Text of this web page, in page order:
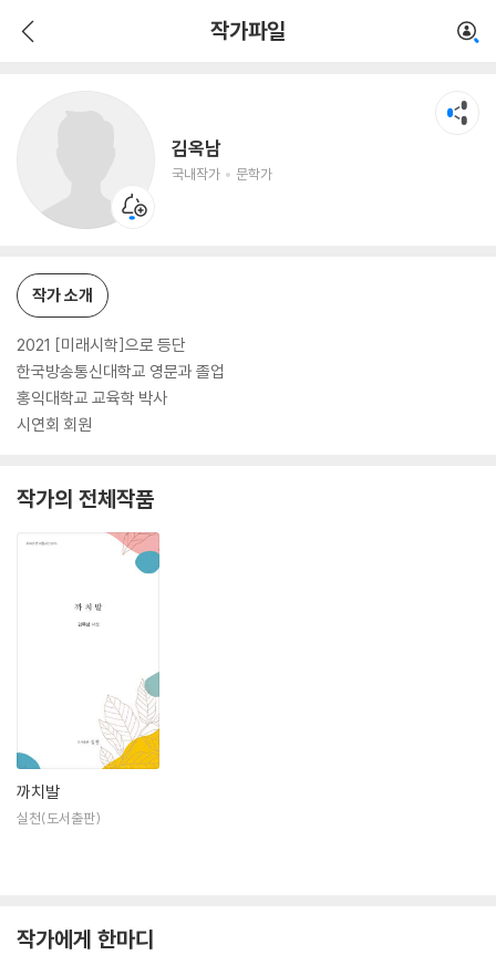
작가파일
김옥남
국내작가 문학가
작가 소개
2021 [미래시학]으로 등단
한국방송통신대학교 영문과 졸업
홍익대학교 교육학 박사
시연회 회원
작가의 전체작품
까치발
실천(도서출판)
작가에게 한마디